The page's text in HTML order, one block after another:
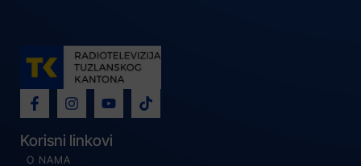
Korisni linkovi
O NAMA